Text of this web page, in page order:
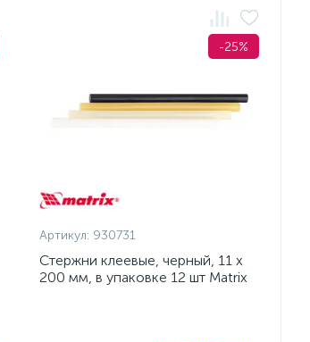
-25%
Артикул: 930731
Стержни клеевые, черный, 11 х
200 мм, в упаковке 12 шт Matrix